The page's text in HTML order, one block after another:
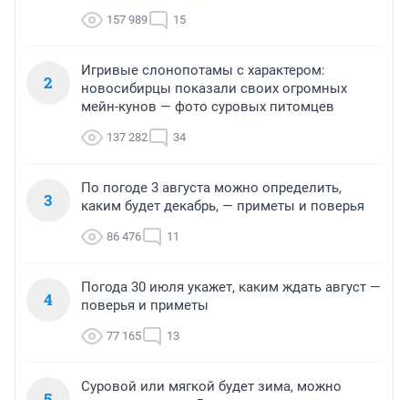
157 989 15
2
Игривые слонопотамы с характером:
новосибирцы показали своих огромных
мейн-кунов — фото суровых питомцев
137 282 34
3
По погоде 3 августа можно определить,
каким будет декабрь, — приметы и поверья
86 476 11
4
Погода 30 июля укажет, каким ждать август —
поверья и приметы
77 165 13
Суровой или мягкой будет зима, можно